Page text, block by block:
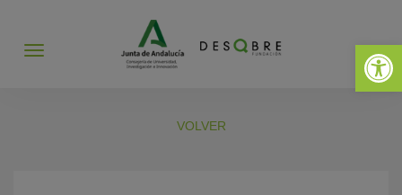
Abrir
Abrir
VOLVER